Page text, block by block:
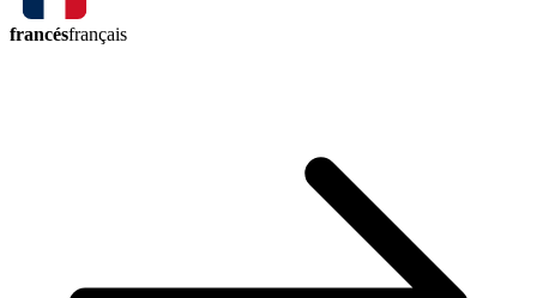
francésfrançais